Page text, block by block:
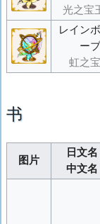
光之宝
レイン
ーブ
虹之
书
图片
日文名
中文名